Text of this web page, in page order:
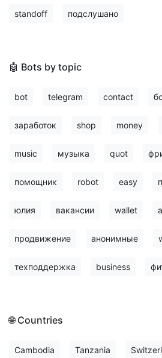
standoff подслушано
🤖 Bots by topic
bot telegram contact
заработок shop money
music музыка quot
помощник robot easy
юлия вакансии wallet
продвижение анонимные
техподдержка business
🌐 Countries
Cambodia Tanzania